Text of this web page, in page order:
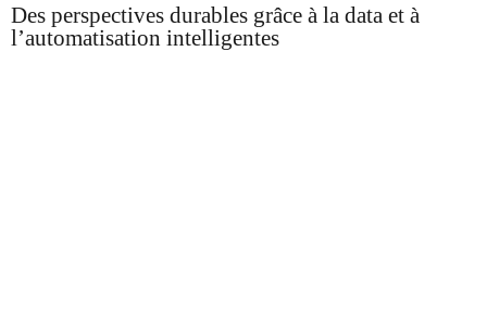
Des perspectives durables grâce à la data et à
l’automatisation intelligentes